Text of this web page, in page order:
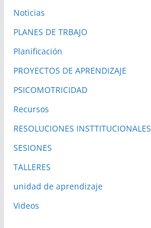
Noticias
PLANES DE TRBAJO
Planificación
PROYECTOS DE APRENDIZAJE
PSICOMOTRICIDAD
Recursos
RESOLUCIONES INSTTITUCIONALES
SESIONES
TALLERES
unidad de aprendizaje
Videos